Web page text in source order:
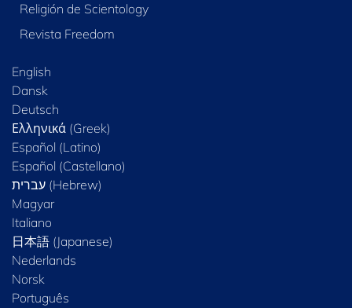
Religión de Scientology
Revista Freedom
English
Dansk
Deutsch
Ελληνικά (Greek)
Español (Latino)
Español (Castellano)
Magyar
Italiano
日本語 (Japanese)
Nederlands
Norsk
Português